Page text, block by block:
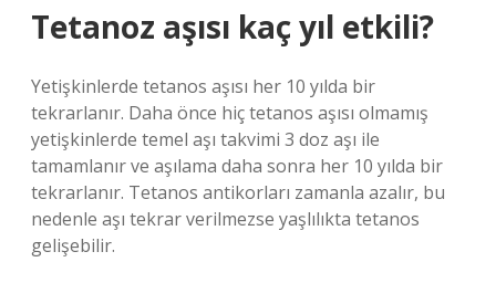
Tetanoz aşısı kaç yıl etkili?
Yetişkinlerde tetanos aşısı her 10 yılda bir
tekrarlanır. Daha önce hiç tetanos aşısı olmamış
yetişkinlerde temel aşı takvimi 3 doz aşı ile
tamamlanır ve aşılama daha sonra her 10 yılda bir
tekrarlanır. Tetanos antikorları zamanla azalır, bu
nedenle aşı tekrar verilmezse yaşlılıkta tetanos
gelişebilir.